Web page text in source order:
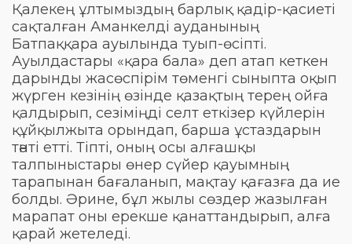
Қалекең ұлтымыздың барлық қадір-қасиеті
сақталған Аманкелді ауданының
Батпаққара ауылында туып-өсіпті.
Ауылдастары «қара бала» деп атап кеткен
дарынды жасөспірім төменгі сыныпта оқып
жүрген кезінің өзінде қазақтың терең ойға
қалдырып, сезіміңді селт еткізер күйлерін
құйқылжыта орындап, барша ұстаздарын
тәнті етті. Тіпті, оның осы алғашқы
талпыныстары өнер сүйер қауымның
тарапынан бағаланып, мақтау қағазға да ие
болды. Әрине, бұл жылы сөздер жазылған
марапат оны ерекше қанаттандырып, алға
қарай жетеледі.